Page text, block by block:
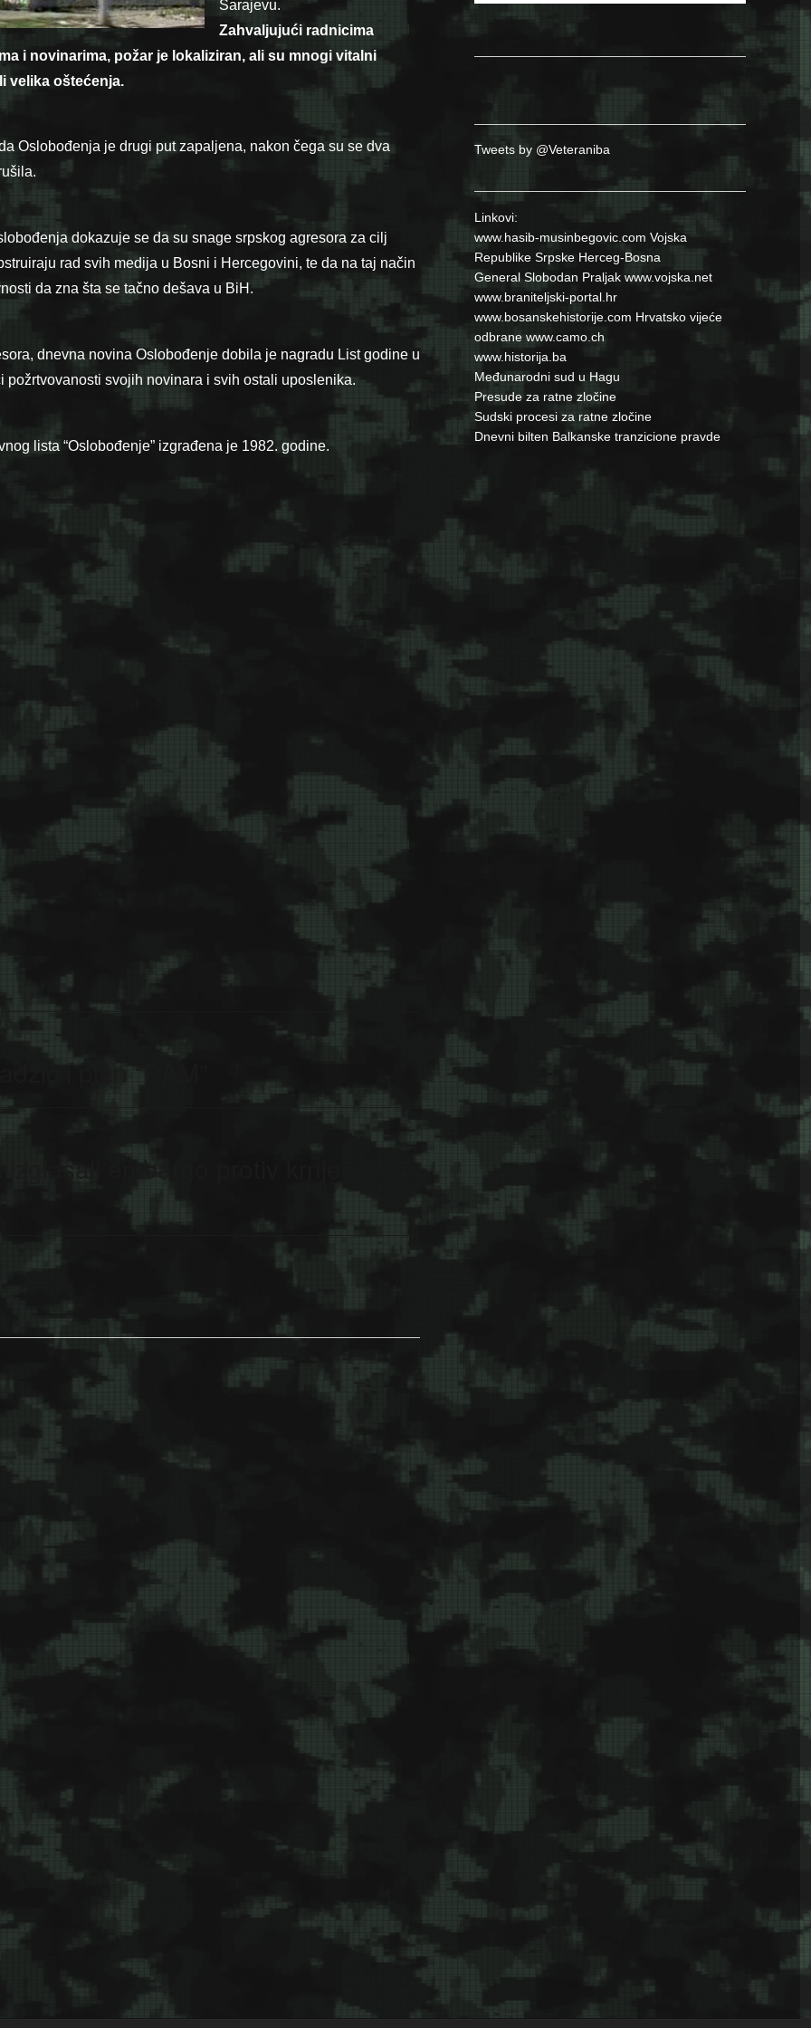
Sarajevu.
Zahvaljujući radnicima
i novinarima, požar je lokaliziran, ali su mnogi vitalni
velika oštećenja.
Oslobođenja je drugi put zapaljena, nakon čega su se dva
dokazuje se da su snage srpskog agresora za cilj
rad svih medija u Bosni i Hercegovini, te da na taj način
da zna šta se tačno dešava u BiH.
dnevna novina Oslobođenje dobila je nagradu List godine u
požrtvovanosti svojih novinara i svih ostali uposlenika.
lista “Oslobođenje” izgrađena je 1982. godine.
i plan “RAM”
embargo protiv krnje
Tweets by @Veteraniba
Linkovi:
www.hasib-musinbegovic.com Vojska
Republike Srpske Herceg-Bosna
General Slobodan Praljak www.vojska.net
www.braniteljski-portal.hr
www.bosanskehistorije.com Hrvatsko vijeće
odbrane www.camo.ch
www.historija.ba
Međunarodni sud u Hagu
Presude za ratne zločine
Sudski procesi za ratne zločine
Dnevni bilten Balkanske tranzicione pravde